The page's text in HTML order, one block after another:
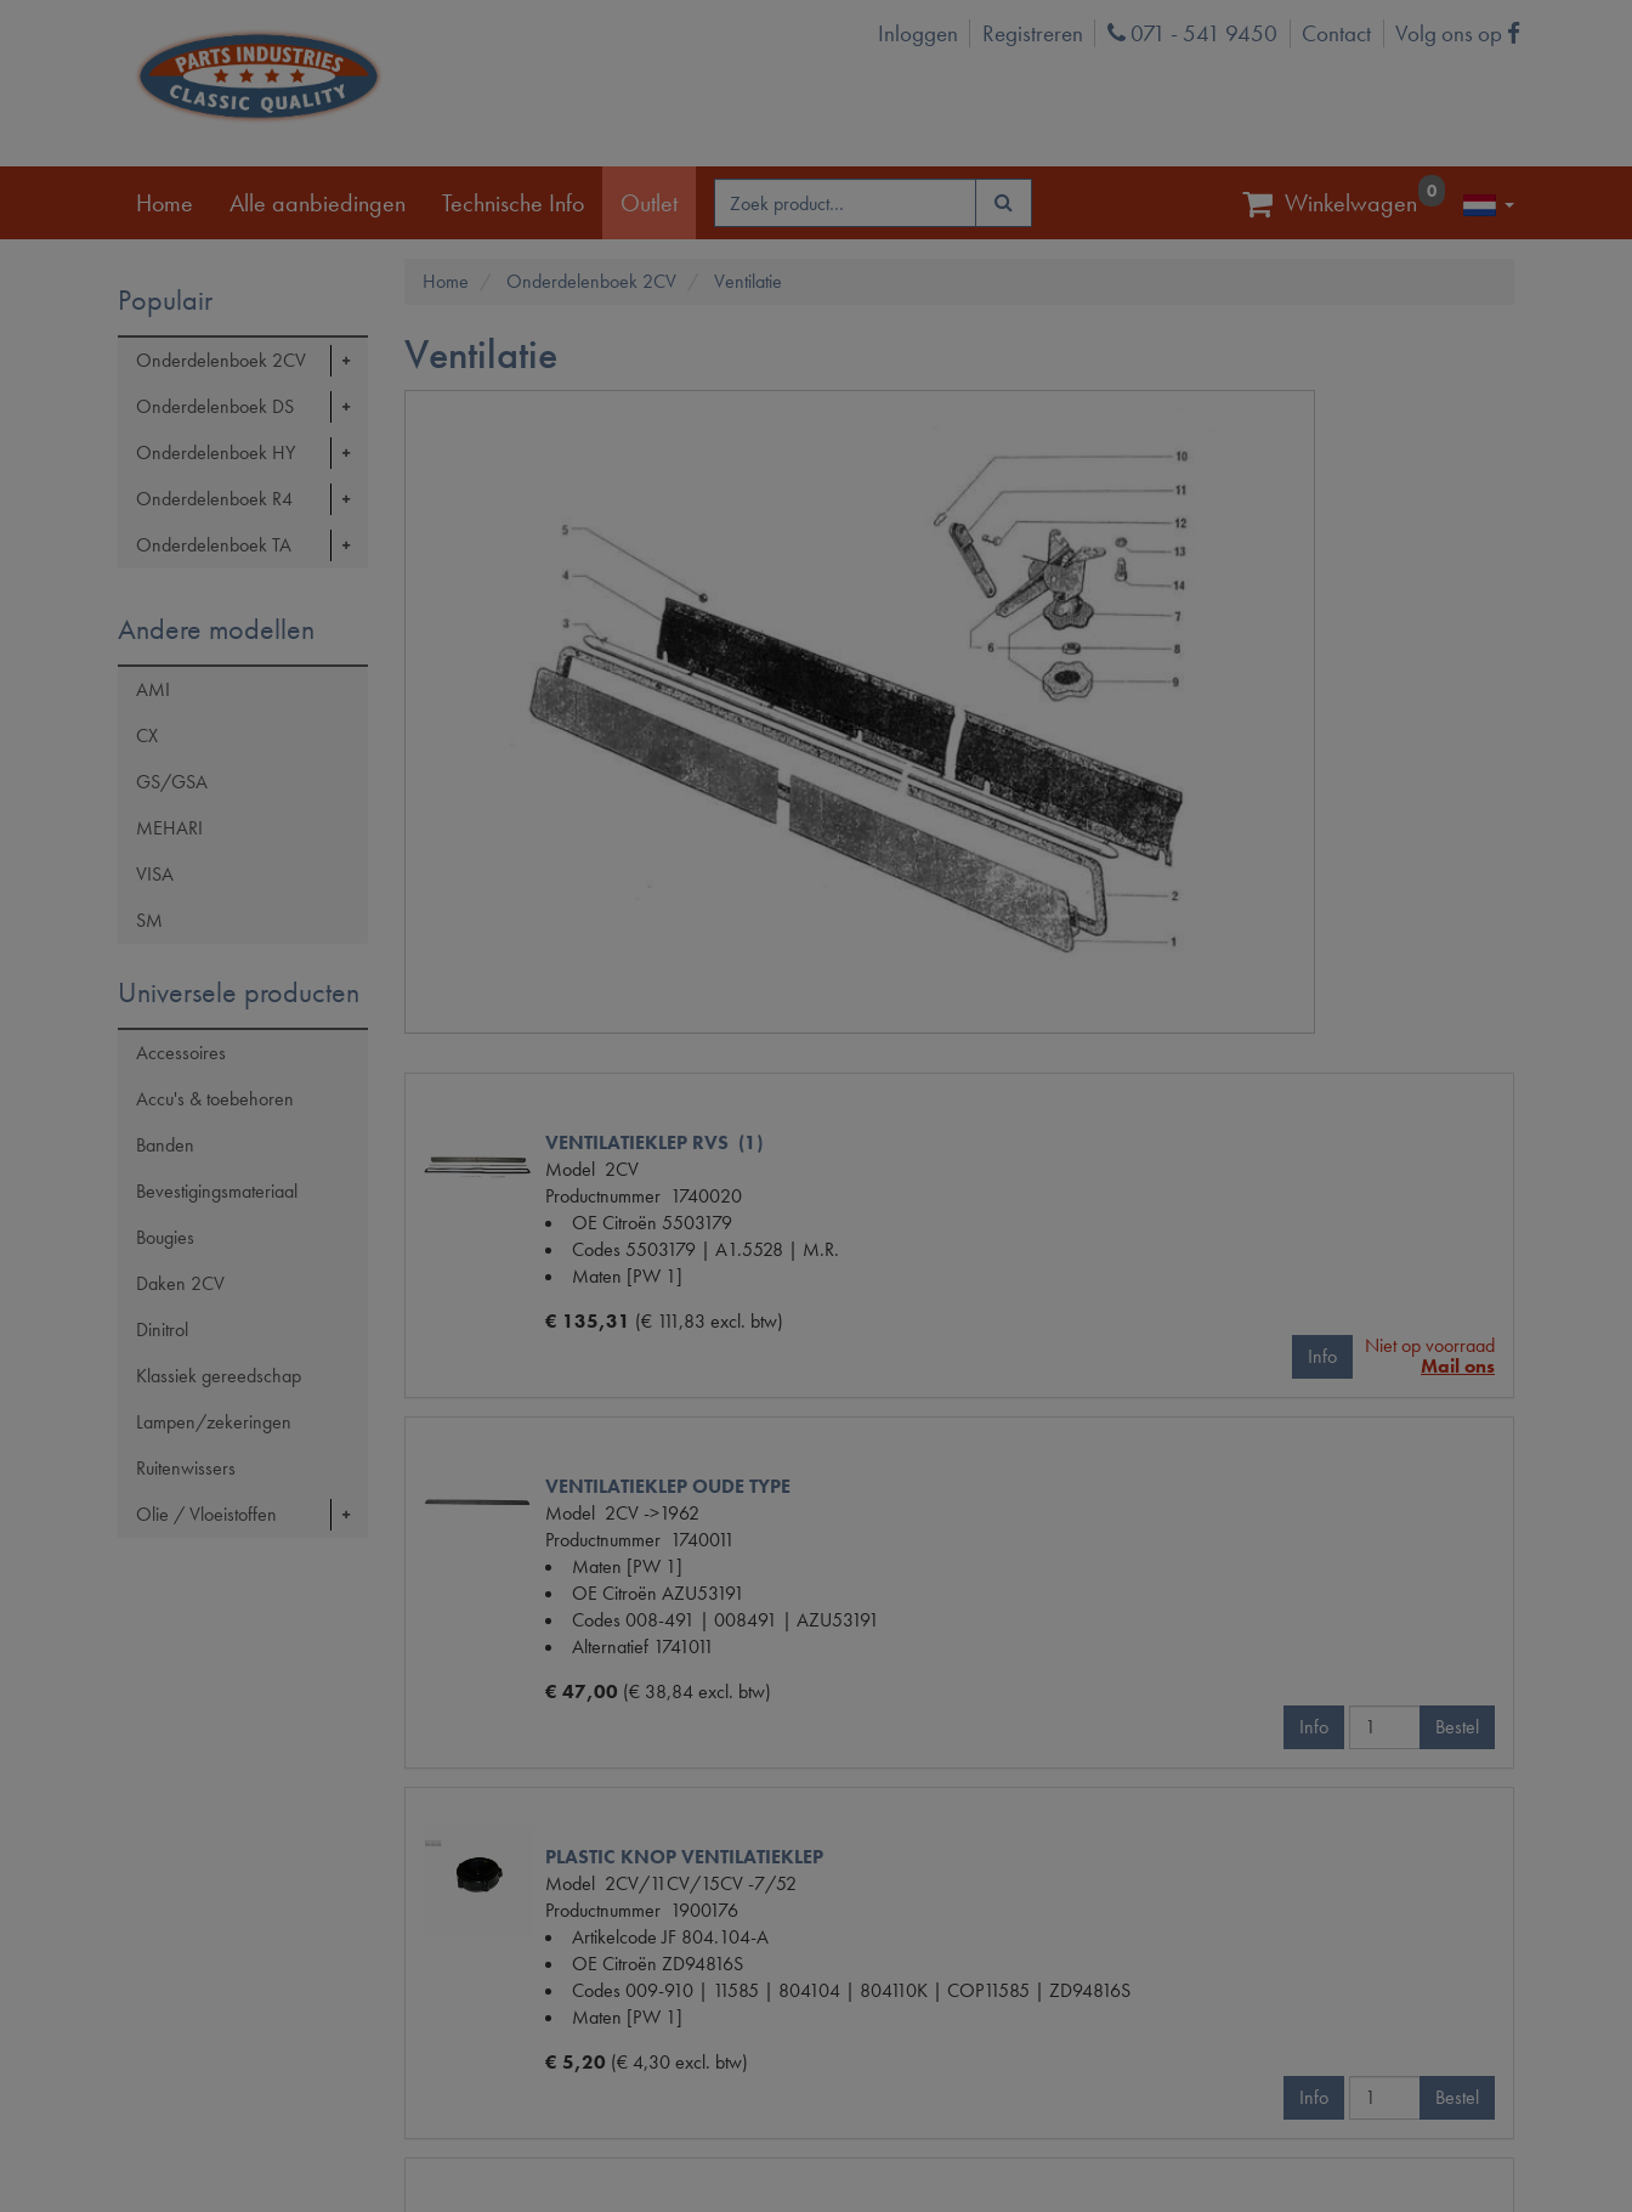
Inloggen Registreren Phone
071 - 541 9450 Contact Volg ons op
Home Alle aanbiedingen Technische Info Outlet Winkelwagen 0
Populair
Onderdelenboek 2CV
Onderdelenboek DS
Onderdelenboek HY
Onderdelenboek R4
Onderdelenboek TA
Andere modellen
AMI
CX
GS/GSA
MEHARI
VISA
SM
Universele producten
Accessoires
Accu's & toebehoren
Banden
Bevestigingsmateriaal
Bougies
Daken 2CV
Dinitrol
Klassiek gereedschap
Lampen/zekeringen
Ruitenwissers
Olie / Vloeistoffen
Home Onderdelenboek 2CV Ventilatie
Ventilatie
VENTILATIEKLEP RVS (1)
Model 2CV
Productnummer 1740020
OE Citroën 5503179
Codes 5503179 | A1.5528 | M.R.
Maten [PW 1]
€ 135,31 (€ 111,83 excl. btw)
Info
Niet op voorraad
Mail ons
VENTILATIEKLEP OUDE TYPE
Model 2CV ->1962
Productnummer 1740011
Maten [PW 1]
OE Citroën AZU53191
Codes 008-491 | 008491 | AZU53191
Alternatief 1741011
€ 47,00 (€ 38,84 excl. btw)
Info
Bestel
PLASTIC KNOP VENTILATIEKLEP
Model 2CV/11CV/15CV -7/52
Productnummer 1900176
Artikelcode JF 804.104-A
OE Citroën ZD94816S
Codes 009-910 | 11585 | 804104 | 804110K | COP11585 | ZD94816S
Maten [PW 1]
€ 5,20 (€ 4,30 excl. btw)
Info
Bestel